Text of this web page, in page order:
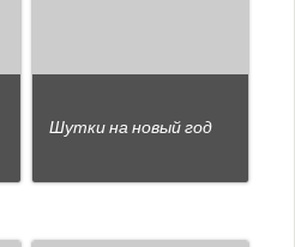
Шутки на новый год